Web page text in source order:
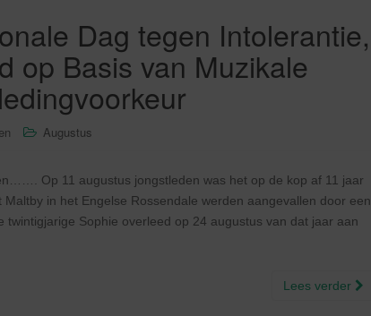
Dag tegen Intolerantie,
op Basis van Muzikale
Augustus
Op 11 augustus jongstleden was het op de kop af 11 jaar
in het Engelse Rossendale werden aangevallen door een
Sophie overleed op 24 augustus van dat jaar aan
Lees verder